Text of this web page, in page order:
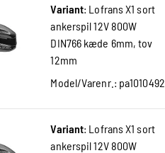
Variant: Lofrans X1 sort
ankerspil 12V 800W
DIN766 kæde 6mm, tov
12mm
Model/Varenr.: pa1010492
Variant: Lofrans X1 sort
ankerspil 12V 800W